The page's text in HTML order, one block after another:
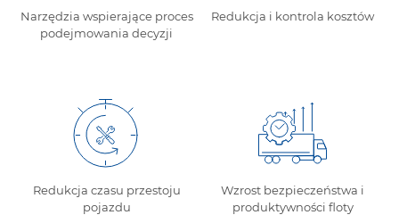
Narzędzia wspierające proces
podejmowania decyzji
Redukcja i kontrola kosztów
Redukcja czasu przestoju
pojazdu
Wzrost bezpieczeństwa i
produktywności floty